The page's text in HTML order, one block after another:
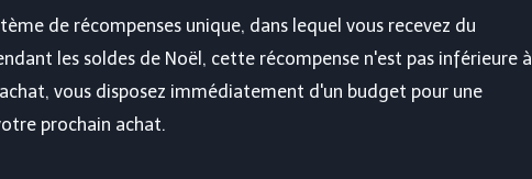
de récompenses unique, dans lequel vous recevez du
les soldes de Noël, cette récompense n'est pas inférieure à
vous disposez immédiatement d'un budget pour une
prochain achat.